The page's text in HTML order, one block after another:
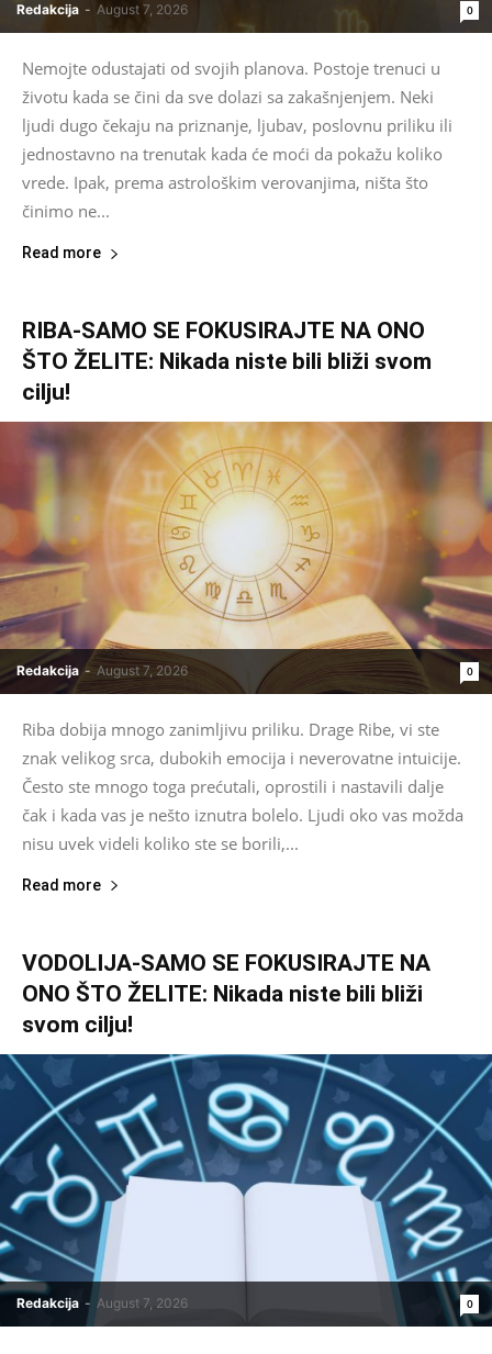
Redakcija - August 7, 2026 0
Nemojte odustajati od svojih planova. Postoje trenuci u
životu kada se čini da sve dolazi sa zakašnjenjem. Neki
ljudi dugo čekaju na priznanje, ljubav, poslovnu priliku ili
jednostavno na trenutak kada će moći da pokažu koliko
vrede. Ipak, prema astrološkim verovanjima, ništa što
činimo ne...
Read more
RIBA-SAMO SE FOKUSIRAJTE NA ONO
ŠTO ŽELITE: Nikada niste bili bliži svom
cilju!
Redakcija - August 7, 2026 0
Riba dobija mnogo zanimljivu priliku. Drage Ribe, vi ste
znak velikog srca, dubokih emocija i neverovatne intuicije.
Često ste mnogo toga prećutali, oprostili i nastavili dalje
čak i kada vas je nešto iznutra bolelo. Ljudi oko vas možda
nisu uvek videli koliko ste se borili,...
Read more
VODOLIJA-SAMO SE FOKUSIRAJTE NA
ONO ŠTO ŽELITE: Nikada niste bili bliži
svom cilju!
Redakcija - August 7, 2026 0